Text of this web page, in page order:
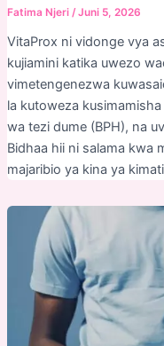
Fatima Njeri /Juni 5, 2026
VitaProx ni vidonge vya
kujiamini katika uwezo
vimetengenezwa
la kutoweza
wa tezi dume (BPH), na
Bidhaa hii ni salama kwa
majaribio ya kina ya